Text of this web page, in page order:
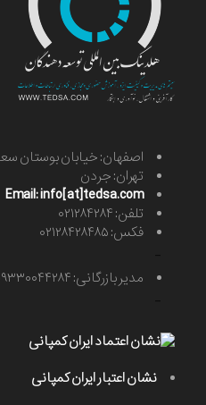
اصفهان: خیابان بوستان
تهران: جردن
Email: info[at]tedsa.com
تلفن: ۰۲۱۲۸۴۲۸۴
فکس: ۰۲۱۲۸۴۲۸۴۸۵
مدیر بازرگانی: ۰۹۳۳۰۰۴۴۲۸۴
نشان اعتبار ایران کمپانی